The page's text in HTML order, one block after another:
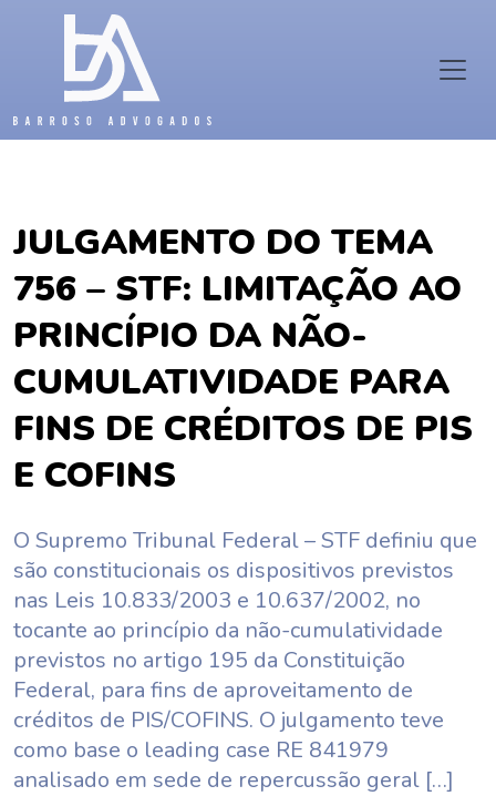
JULGAMENTO DO TEMA
756 – STF: LIMITAÇÃO AO
PRINCÍPIO DA NÃO-
CUMULATIVIDADE PARA
FINS DE CRÉDITOS DE PIS
E COFINS
O Supremo Tribunal Federal – STF definiu que
são constitucionais os dispositivos previstos
nas Leis 10.833/2003 e 10.637/2002, no
tocante ao princípio da não-cumulatividade
previstos no artigo 195 da Constituição
Federal, para fins de aproveitamento de
créditos de PIS/COFINS. O julgamento teve
como base o leading case RE 841979
analisado em sede de repercussão geral […]